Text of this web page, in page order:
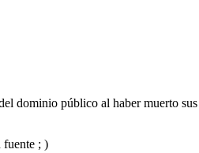
dominio público al haber muerto
fuente ; )